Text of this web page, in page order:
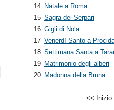
14 Natale a Roma
15 Sagra dei Serpari
16 Gigli di Nola
17 Venerdì Santo a Procida
18 Settimana Santa a
19 Matrimonio degli alberi
20 Madonna della Bruna
<< Inizio